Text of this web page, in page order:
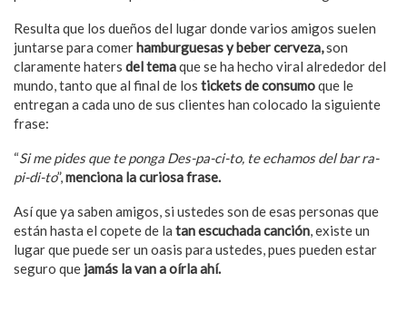
Resulta que los dueños del lugar donde varios amigos suelen
juntarse para comerhamburguesas y beber cerveza,son
claramente haters del temaque se ha hecho viral alrededor del
mundo, tanto que al final de los tickets de consumoque le
entregan a cada uno de sus clientes han colocado la siguiente
frase:
“Si me pides que te ponga Des-pa-ci-to, te echamos del bar ra-
pi-di-to”,menciona la curiosa frase.
Así que ya saben amigos, si ustedes son de esas personas que
están hasta el copete de la tan escuchada canción, existe un
lugar que puede ser un oasis para ustedes, pues pueden estar
seguro que jamás la van a oírla ahí.